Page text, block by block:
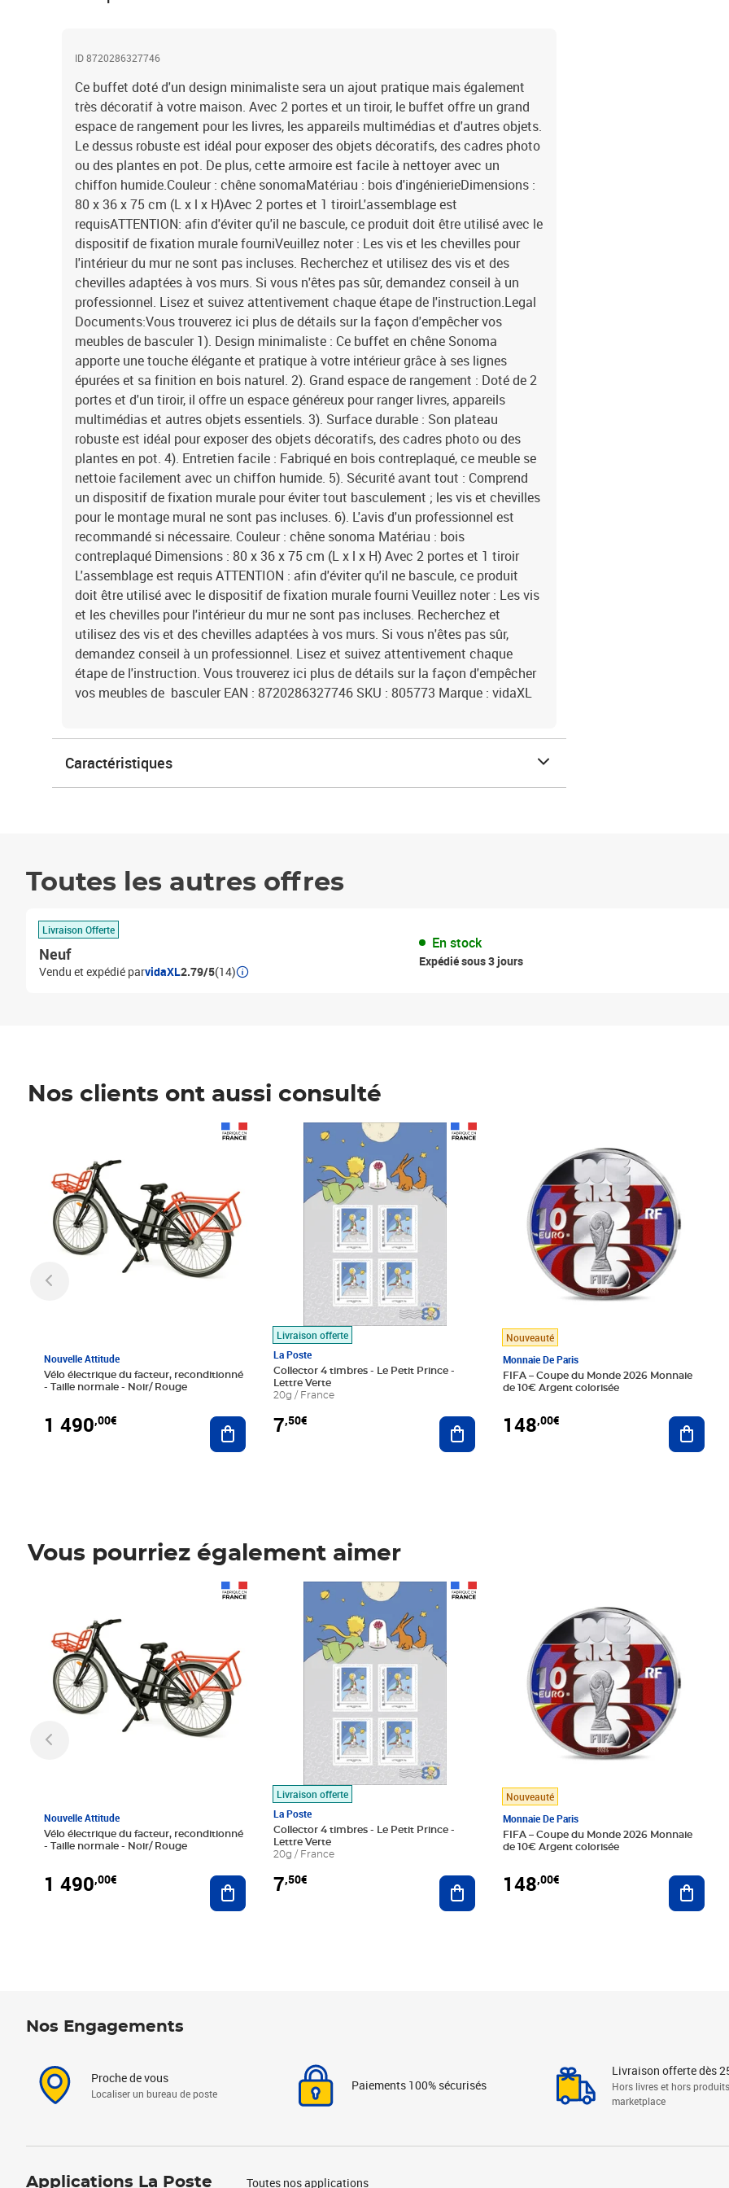
ID 8720286327746
Ce buffet doté d'un design minimaliste sera un ajout pratique mais également
très décoratif à votre maison. Avec 2 portes et un tiroir, le buffet offre un grand
espace de rangement pour les livres, les appareils multimédias et d'autres objets.
Le dessus robuste est idéal pour exposer des objets décoratifs, des cadres photo
ou des plantes en pot. De plus, cette armoire est facile à nettoyer avec un
chiffon humide.Couleur : chêne sonomaMatériau : bois d'ingénierieDimensions :
80 x 36 x 75 cm (L x l x H)Avec 2 portes et 1 tiroirL'assemblage est
requisATTENTION: afin d'éviter qu'il ne bascule, ce produit doit être utilisé avec le
dispositif de fixation murale fourniVeuillez noter : Les vis et les chevilles pour
l'intérieur du mur ne sont pas incluses. Recherchez et utilisez des vis et des
chevilles adaptées à vos murs. Si vous n'êtes pas sûr, demandez conseil à un
professionnel. Lisez et suivez attentivement chaque étape de l'instruction.Legal
Documents:Vous trouverez ici plus de détails sur la façon d'empêcher vos
meubles de basculer 1). Design minimaliste : Ce buffet en chêne Sonoma
apporte une touche élégante et pratique à votre intérieur grâce à ses lignes
épurées et sa finition en bois naturel. 2). Grand espace de rangement : Doté de 2
portes et d'un tiroir, il offre un espace généreux pour ranger livres, appareils
multimédias et autres objets essentiels. 3). Surface durable : Son plateau
robuste est idéal pour exposer des objets décoratifs, des cadres photo ou des
plantes en pot. 4). Entretien facile : Fabriqué en bois contreplaqué, ce meuble se
nettoie facilement avec un chiffon humide. 5). Sécurité avant tout : Comprend
un dispositif de fixation murale pour éviter tout basculement ; les vis et chevilles
pour le montage mural ne sont pas incluses. 6). L'avis d'un professionnel est
recommandé si nécessaire. Couleur : chêne sonoma Matériau : bois
contreplaqué Dimensions : 80 x 36 x 75 cm (L x l x H) Avec 2 portes et 1 tiroir
L'assemblage est requis ATTENTION : afin d'éviter qu'il ne bascule, ce produit
doit être utilisé avec le dispositif de fixation murale fourni Veuillez noter : Les vis
et les chevilles pour l'intérieur du mur ne sont pas incluses. Recherchez et
utilisez des vis et des chevilles adaptées à vos murs. Si vous n'êtes pas sûr,
demandez conseil à un professionnel. Lisez et suivez attentivement chaque
étape de l'instruction. Vous trouverez ici plus de détails sur la façon d'empêcher
vos meubles de basculer EAN : 8720286327746 SKU : 805773 Marque : vidaXL
Caractéristiques
Toutes les autres offres
Livraison Offerte
Neuf
Vendu et expédié parvidaXL2.79/5(14)
En stock
Expédié sous 3 jours
Nos clients ont aussi consulté
Nouvelle Attitude
Vélo électrique du facteur, reconditionné
- Taille normale - Noir/ Rouge
1 490,00€ Ajouter au panier
Livraison offerte
La Poste
Collector 4 timbres - Le Petit Prince -
Lettre Verte
20g / France
7,50€
Prix 7,50€
Ajouter au panier
Nouveauté
Monnaie De Paris
FIFA – Coupe du Monde 2026 Monnaie
de 10€ Argent colorisée
148,00€
Vous pourriez également aimer
Nouvelle Attitude
Vélo électrique du facteur, reconditionné
- Taille normale - Noir/ Rouge
1 490,00€ Ajouter au panier
Livraison offerte
La Poste
Collector 4 timbres - Le Petit Prince -
Lettre Verte
20g / France
7,50€
Prix 7,50€
Ajouter au panier
Nouveauté
Monnaie De Paris
FIFA – Coupe du Monde 2026 Monnaie
de 10€ Argent colorisée
148,00€
Nos Engagements
Proche de vous
Localiser un bureau de poste
Paiements 100% sécurisés
Livraison offerte dès
Hors livres et hors produits
marketplace
Applications La Poste Toutes nos applications